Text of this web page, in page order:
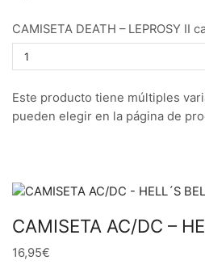
CAMISETA DEATH – LEPROSY II
Este producto tiene múltiples
pueden elegir en la página de
CAMISETA AC/DC –
16,95€